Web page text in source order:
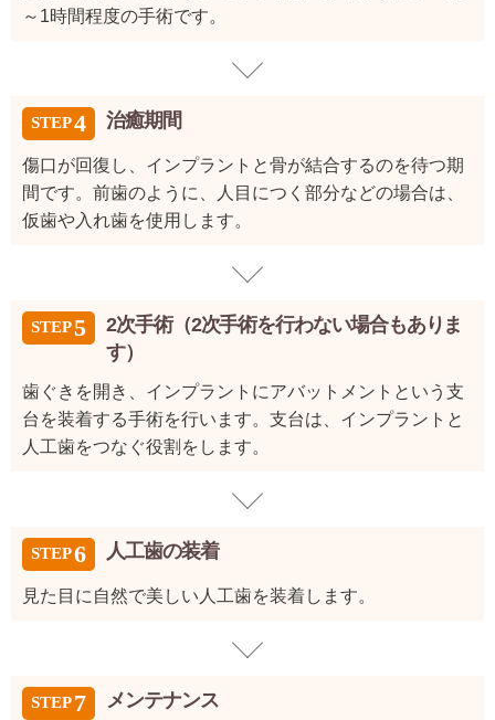
～1時間程度の手術です。
治癒期間
傷口が回復し、インプラントと骨が結合するのを待つ期
間です。前歯のように、人目につく部分などの場合は、
仮歯や入れ歯を使用します。
2次手術（2次手術を行わない場合もありま
す）
歯ぐきを開き、インプラントにアバットメントという支
台を装着する手術を行います。支台は、インプラントと
人工歯をつなぐ役割をします。
人工歯の装着
見た目に自然で美しい人工歯を装着します。
メンテナンス